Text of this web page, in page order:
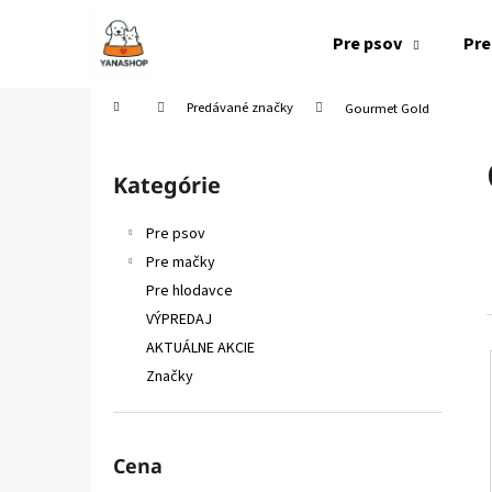
Pre psov
Domov Predávané značky Gourmet Gold
Preskočiť
kategórie
Kategórie
Pre psov
Pre mačky
Pre hlodavce
VÝPREDAJ
AKTUÁLNE AKCIE
Značky
Cena
Späť
Späť